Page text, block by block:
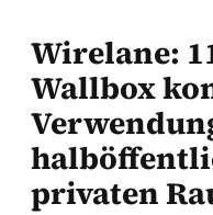
Wirelane:
Wallbox
privaten